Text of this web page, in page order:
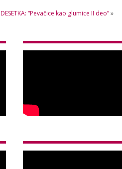
DESETKA: “Pevačice kao glumice II deo”»